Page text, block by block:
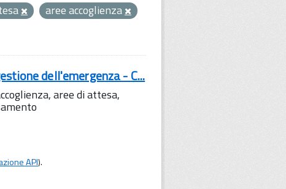
aree accoglienza
dell'emergenza - C...
aree di attesa,
API).